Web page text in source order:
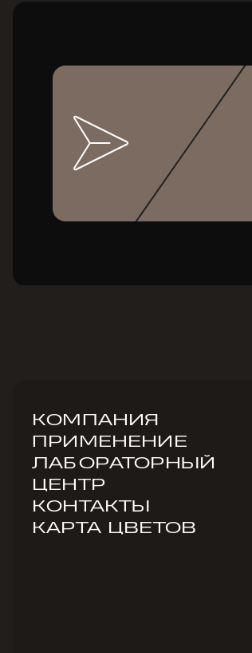
КОМПАНИЯ
ПРИМЕНЕНИЕ
ЛАБОРАТОРНЫЙ
ЦЕНТР
КОНТАКТЫ
КАРТА ЦВЕТОВ